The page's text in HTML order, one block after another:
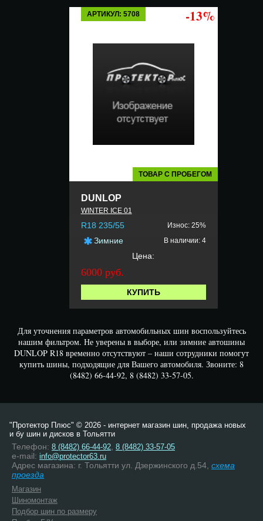
АРТИКУЛ: 5708 -13%
ТОВАР С ПРОБЕГОМ
DUNLOP
WINTER ICE 01
R18 235/55 Износ: 25%
Зимние В наличии: 4
Цена:
6000 руб.
КУПИТЬ
Для уточнения параметров автомобильных шин воспользуйтесь
нашим фильтром. Не уверены в выборе, или зимние автошины
DUNLOP R18 временно отсутствуют – наши сотрудники помогут
купить шины, подходящие для Вашего автомобиля. Звоните: 8
(8482) 66-44-92, 8 (8482) 33-57-05.
"Протектор Плюс" © 2026 - интернет магазин шин, продажа новых
и бу шин и дисков в Тольятти
Телефон: 8 (8482) 66-44-92 8 (8482) 33-57-05
e-mail: info@protector63.ru
Адрес магазина: г. Тольятти ул. Дзержинского д.54, схема
проезда
Магазин
Шиномонтаж
Подбор шин по размеру